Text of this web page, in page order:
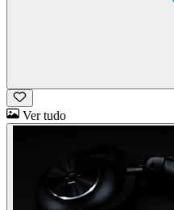
Ver tudo